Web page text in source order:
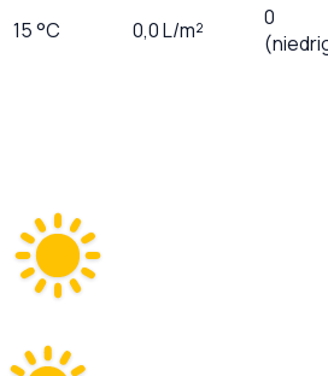
15°C 0,0L/m²
0